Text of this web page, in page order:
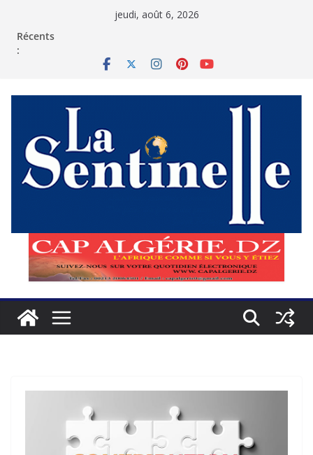
jeudi, août 6, 2026
Récents
: